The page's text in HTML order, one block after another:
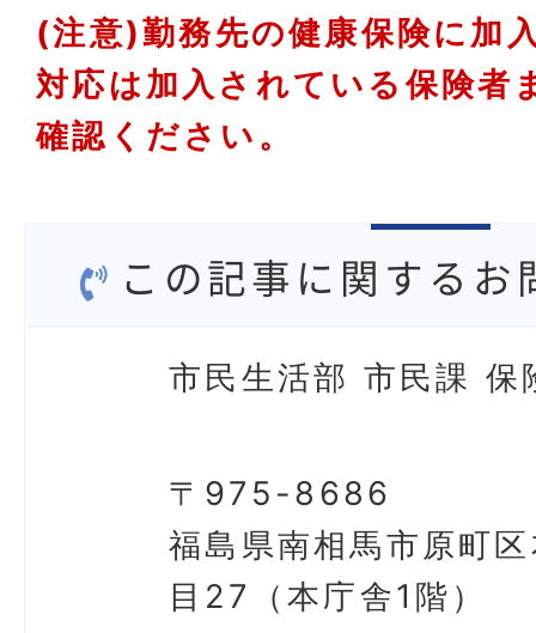
(注意)勤務先の健康保険に加
対応は加入されている保険者
確認ください。
この記事に関するお
市民生活部 市民課 保
〒975-8686
福島県南相馬市原町
目27（本庁舎1階）